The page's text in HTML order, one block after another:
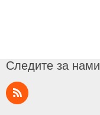
Следите за нами